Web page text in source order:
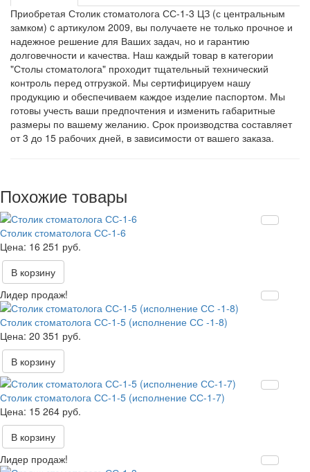
Приобретая Столик стоматолога СС-1-3 ЦЗ (с центральным
замком) c артикулом 2009, вы получаете не только прочное и
надежное решение для Ваших задач, но и гарантию
долговечности и качества. Наш каждый товар в категории
"Столы стоматолога" проходит тщательный технический
контроль перед отгрузкой. Мы сертифицируем нашу
продукцию и обеспечиваем каждое изделие паспортом. Мы
готовы учесть ваши предпочтения и изменить габаритные
размеры по вашему желанию. Срок производства составляет
от 3 до 15 рабочих дней, в зависимости от вашего заказа.
Похожие товары
Столик стоматолога СС-1-6
16 251 руб.
В корзину
Лидер продаж!
Столик стоматолога СС-1-5 (исполнение СС -1-8)
20 351 руб.
В корзину
Столик стоматолога СС-1-5 (исполнение СС-1-7)
15 264 руб.
В корзину
Лидер продаж!